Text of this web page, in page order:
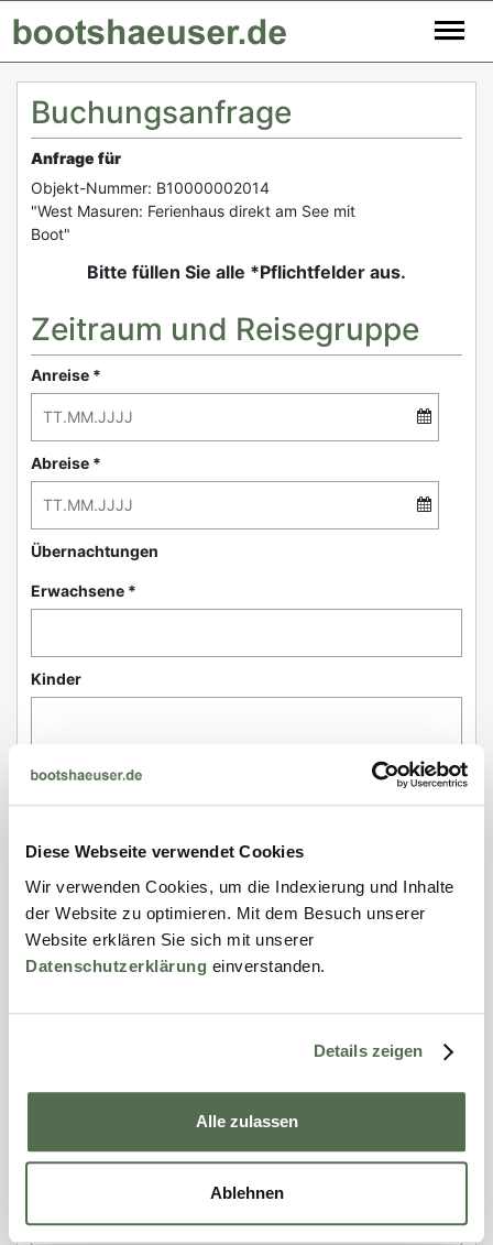
Diese Webseite verwendet Cookies
Wir verwenden Cookies, um die Indexierung und Inhalte
der Website zu optimieren. Mit dem Besuch unserer
Website erklären Sie sich mit unserer
Datenschutzerklärung einverstanden.
Details zeigen
Alle zulassen
Ablehnen
Buchungsanfrage
Anfrage für
Objekt-Nummer: B10000002014
"West Masuren: Ferienhaus direkt am See mit
Boot"
Bitte füllen Sie alle *Pflichtfelder aus.
Zeitraum und Reisegruppe
Anreise *
Abreise *
Übernachtungen
Erwachsene *
Kinder
Haustiere
Kontakt
Anrede *
Nachname *